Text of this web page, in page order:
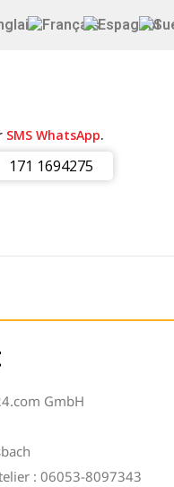
SMS WhatsApp.
171 1694275
GmbH
: 06053-8097343